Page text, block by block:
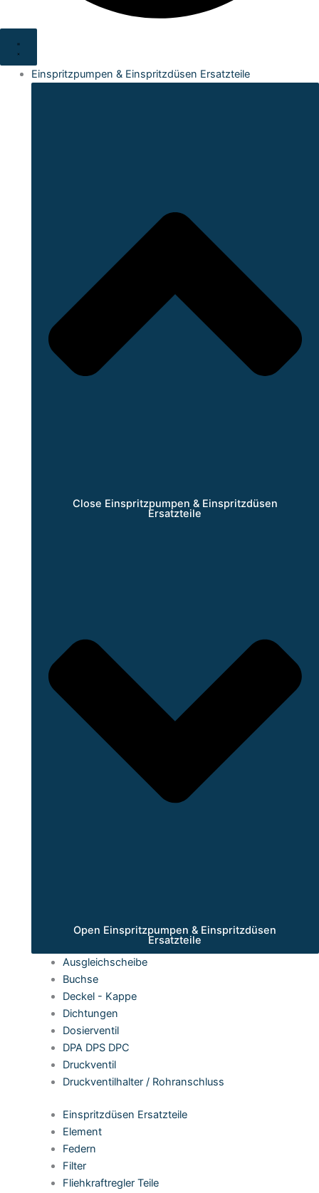
Einspritzpumpen & Einspritzdüsen Ersatzteile
Close Einspritzpumpen & Einspritzdüsen
Ersatzteile
Open Einspritzpumpen & Einspritzdüsen
Ersatzteile
Ausgleichscheibe
Buchse
Deckel - Kappe
Dichtungen
Dosierventil
DPA DPS DPC
Druckventil
Druckventilhalter / Rohranschluss
Einspritzdüsen Ersatzteile
Element
Federn
Filter
Fliehkraftregler Teile